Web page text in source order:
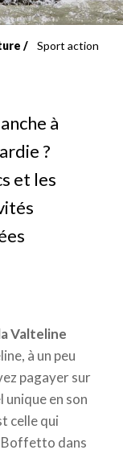
Sport action
à
?
et les
Valteline
à un peu
pagayer sur
en son
celle qui
Boffetto dans